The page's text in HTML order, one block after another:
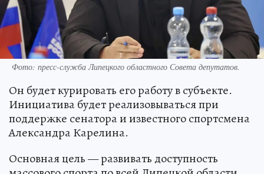
Фото: пресс-служба Липецкого областного Совета депутатов.
Он будет курировать его работу в субъекте.
Инициатива будет реализовываться при
поддержке сенатора и известного спортсмена
Александра Карелина.
Основная цель — развивать доступность